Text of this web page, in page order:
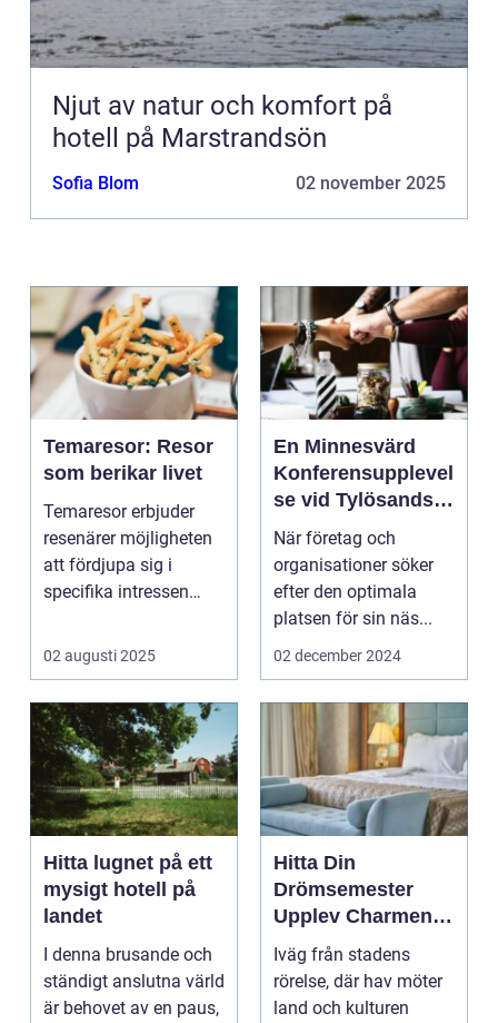
Njut av natur och komfort på
hotell på Marstrandsön
Sofia Blom 02 november 2025
Temaresor: Resor
som berikar livet
Temaresor erbjuder
resenärer möjligheten
att fördjupa sig i
specifika intressen
02 augusti 2025
En Minnesvärd
Konferensupplevel
se vid Tylösands
Kust
När företag och
organisationer söker
efter den optimala
platsen för sin näs...
02 december 2024
Hitta lugnet på ett
mysigt hotell på
landet
I denna brusande och
ständigt anslutna värld
är behovet av en paus,
Hitta Din
Drömsemester
Upplev Charmen
med Hotell i
Halland
Iväg från stadens
rörelse, där hav möter
land och kulturen